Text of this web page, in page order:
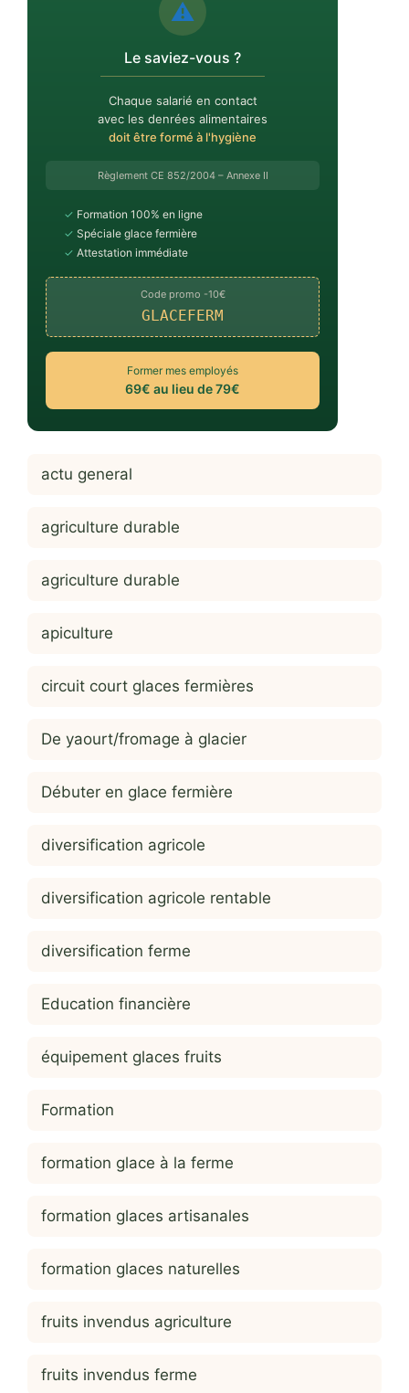
⚠️
Le saviez-vous ?
Chaque salarié en contact
avec les denrées alimentaires
doit être formé à l'hygiène
Règlement CE 852/2004 – Annexe II
✓ Formation 100% en ligne
✓ Spéciale glace fermière
✓ Attestation immédiate
Code promo -10€
GLACEFERM
Former mes employés
69€ au lieu de 79€
actu general
agriculture durable
agriculture durable
apiculture
circuit court glaces fermières
De yaourt/fromage à glacier
Débuter en glace fermière
diversification agricole
diversification agricole rentable
diversification ferme
Education financière
équipement glaces fruits
Formation
formation glace à la ferme
formation glaces artisanales
formation glaces naturelles
fruits invendus agriculture
fruits invendus ferme